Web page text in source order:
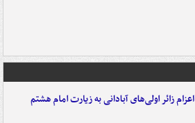
اعزام زائر اولی‌های آبادانی به زیارت امام هشتم